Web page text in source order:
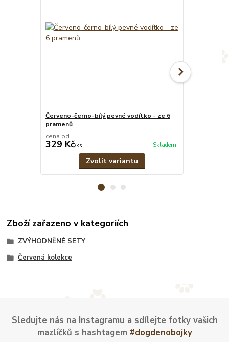
Červeno-černo-bílý pevné vodítko - ze 6
pramenů
cena od
329 Kč/ks Skladem
Zvolit variantu
Zboží zařazeno v kategoriích
ZVÝHODNĚNÉ SETY
Červená kolekce
Sledujte nás na Instagramu a sdílejte fotky vašich
mazlíčků s hashtagem #dogdenobojky